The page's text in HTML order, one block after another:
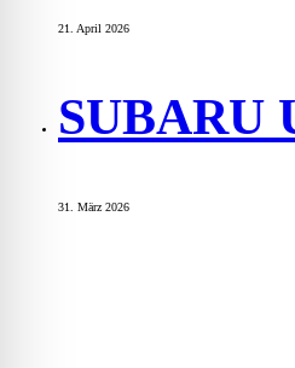
21. April 2026
SUBARU
31. März 2026